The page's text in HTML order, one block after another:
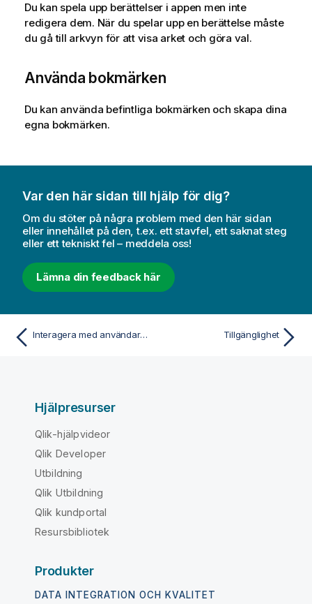
Du kan spela upp berättelser i appen men inte
redigera dem. När du spelar upp en berättelse måste
du gå till arkvyn för att visa arket och göra val.
Använda bokmärken
Du kan använda befintliga bokmärken och skapa dina
egna bokmärken.
Var den här sidan till hjälp för dig?
Om du stöter på några problem med den här sidan
eller innehållet på den, t.ex. ett stavfel, ett saknat steg
eller ett tekniskt fel – meddela oss!
Lämna din feedback här
Interagera med användargränssnittet Tillgänglighet
Hjälpresurser
Qlik-hjälpvideor
Qlik Developer
Utbildning
Qlik Utbildning
Qlik kundportal
Resursbibliotek
Produkter
DATA INTEGRATION OCH KVALITET